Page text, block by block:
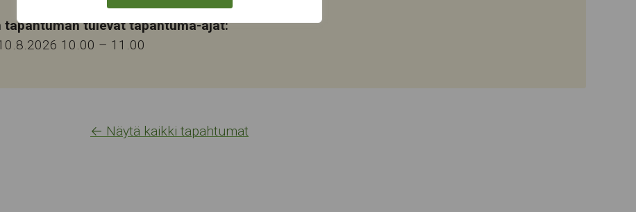
tapahtuman tulevat tapahtuma-ajat:
10.00 – 11.00
← Näytä kaikki tapahtumat